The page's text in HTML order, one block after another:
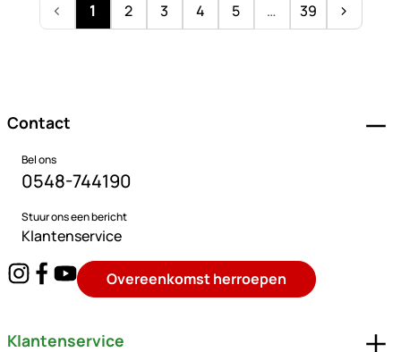
1 2 3 4 5 … 39
Contact
Bel ons
0548-744190
Stuur ons een bericht
Klantenservice
Overeenkomst herroepen
Klantenservice